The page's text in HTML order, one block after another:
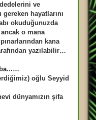
ve
hayatlarını
okuduğunuzda
o mana
kana
yazılabilir…
oğlu Seyyid
dünyamızın şifa